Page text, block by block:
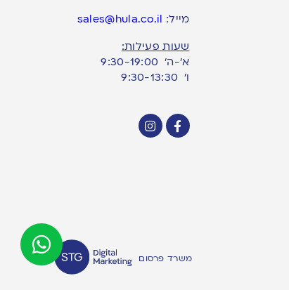
מייל: sales@hula.co.il
שעות פעילות:
א’-ה’ 9:30-19:00
ו׳ 9:30-13:30
משרד פרסום